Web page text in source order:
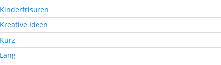
Kinderfrisuren
Kreative Ideen
Kurz
Lang